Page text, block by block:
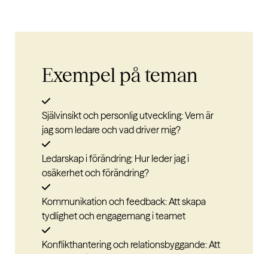
Exempel påteman
Självinsikt och personlig utveckling: Vem är
jag som ledare och vad driver mig?
Ledarskap i förändring: Hur leder jag i
osäkerhet och förändring?
Kommunikation och feedback: Att skapa
tydlighet och engagemang i teamet
Konflikthantering och relationsbyggande: Att